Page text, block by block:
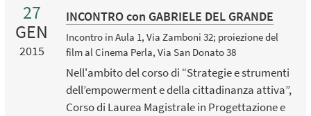
27
GEN
2015
INCONTRO con GABRIELE DEL GRANDE
Incontro in Aula 1, Via Zamboni 32; proiezione del
film al Cinema Perla, Via San Donato 38
Nell'ambito del corso di “Strategie e strumenti
dell’empowerment e della cittadinanza attiva”,
Corso di Laurea Magistrale in Progettazione e